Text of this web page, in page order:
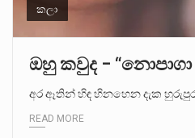
කලා
ඔහු කවුද –
අර ඈතින් හිඳ හිනහෙන දැක
READ MORE